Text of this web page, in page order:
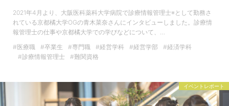
2021年4月より、大阪医科薬科大学病院で診療情報管理士※として勤務さ
れている京都橘大学OGの青木菜奈さんにインタビューしました。診療情
報管理士の仕事や京都橘大学での学びなどについて、…
#医療職
#卒業生 #専門職 #経営学科 #経営学部
#経済学科
#診療情報管理士
#難関資格
イベントレポート